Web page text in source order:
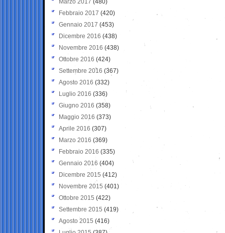
Marzo 2017 (480)
Febbraio 2017 (420)
Gennaio 2017 (453)
Dicembre 2016 (438)
Novembre 2016 (438)
Ottobre 2016 (424)
Settembre 2016 (367)
Agosto 2016 (332)
Luglio 2016 (336)
Giugno 2016 (358)
Maggio 2016 (373)
Aprile 2016 (307)
Marzo 2016 (369)
Febbraio 2016 (335)
Gennaio 2016 (404)
Dicembre 2015 (412)
Novembre 2015 (401)
Ottobre 2015 (422)
Settembre 2015 (419)
Agosto 2015 (416)